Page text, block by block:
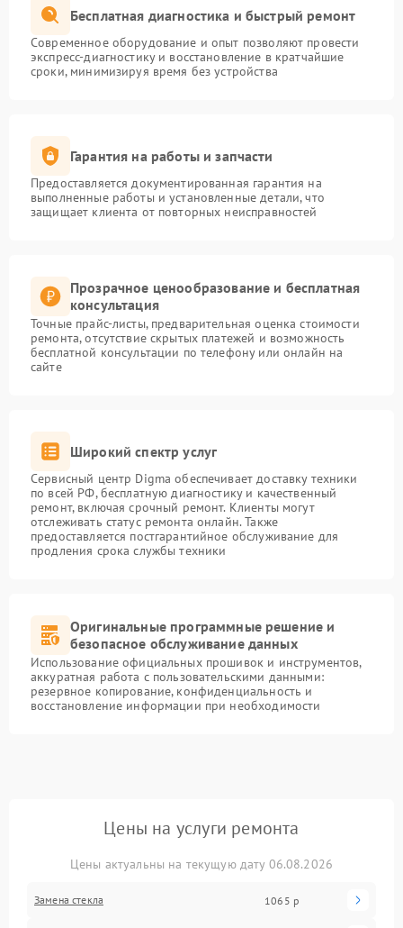
Бесплатная диагностика и быстрый ремонт
Современное оборудование и опыт позволяют провести
экспресс-диагностику и восстановление в кратчайшие
сроки, минимизируя время без устройства
Гарантия на работы и запчасти
Предоставляется документированная гарантия на
выполненные работы и установленные детали, что
защищает клиента от повторных неисправностей
Прозрачное ценообразование и бесплатная
консультация
Точные прайс-листы, предварительная оценка стоимости
ремонта, отсутствие скрытых платежей и возможность
бесплатной консультации по телефону или онлайн на
сайте
Широкий спектр услуг
Сервисный центр Digma обеспечивает доставку техники
по всей РФ, бесплатную диагностику и качественный
ремонт, включая срочный ремонт. Клиенты могут
отслеживать статус ремонта онлайн. Также
предоставляется постгарантийное обслуживание для
продления срока службы техники
Оригинальные программные решение и
безопасное обслуживание данных
Использование официальных прошивок и инструментов,
аккуратная работа с пользовательскими данными:
резервное копирование, конфиденциальность и
восстановление информации при необходимости
Цены на услуги ремонта
Цены актуальны на текущую дату 06.08.2026
Замена стекла 1065 р